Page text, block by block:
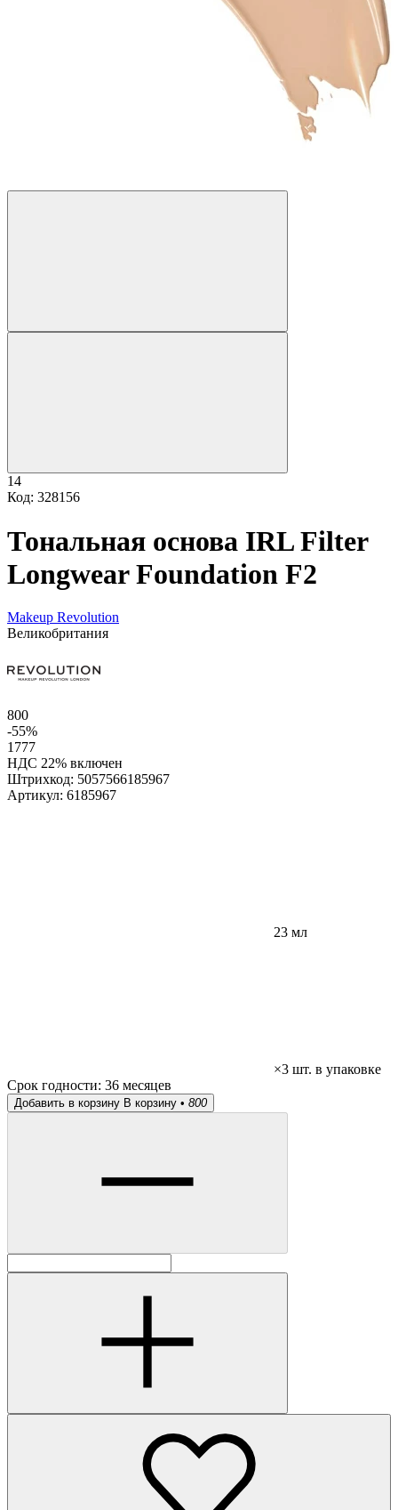
14
Код: 328156
Тональная основа IRL Filter
Longwear Foundation F2
Makeup Revolution
Великобритания
800
-55%
1777
НДС 22% включен
Штрихкод: 5057566185967
Артикул: 6185967
23 мл
×3 шт. в упаковке
Срок годности: 36 месяцев
Добавить в корзину В корзину • 800